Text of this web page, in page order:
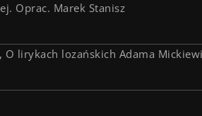
Oprac. Marek Stanisz
lirykach lozańskich Adama